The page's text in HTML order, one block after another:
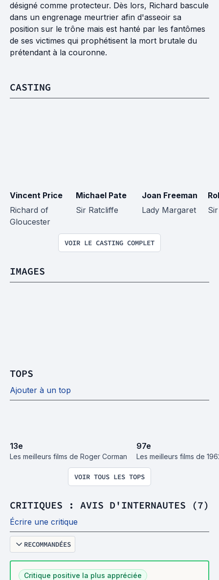
désigné comme protecteur. Dès lors, Richard bascule
dans un engrenage meurtrier afin d'asseoir sa
position sur le trône mais est hanté par les fantômes
de ses victimes qui prophétisent la mort brutale du
prétendant à la couronne.
CASTING
Vincent Price
Richard of
Gloucester
Michael Pate
Sir Ratcliffe
Joan Freeman
Lady Margaret
VOIR LE CASTING COMPLET
IMAGES
TOPS
Ajouter à un top
13e
Les meilleurs films de Roger Corman
97e
Les meilleurs films de
VOIR TOUS LES TOPS
CRITIQUES : AVIS D'INTERNAUTES (7)
Écrire une critique
RECOMMANDÉES
Critique positive la plus appréciée